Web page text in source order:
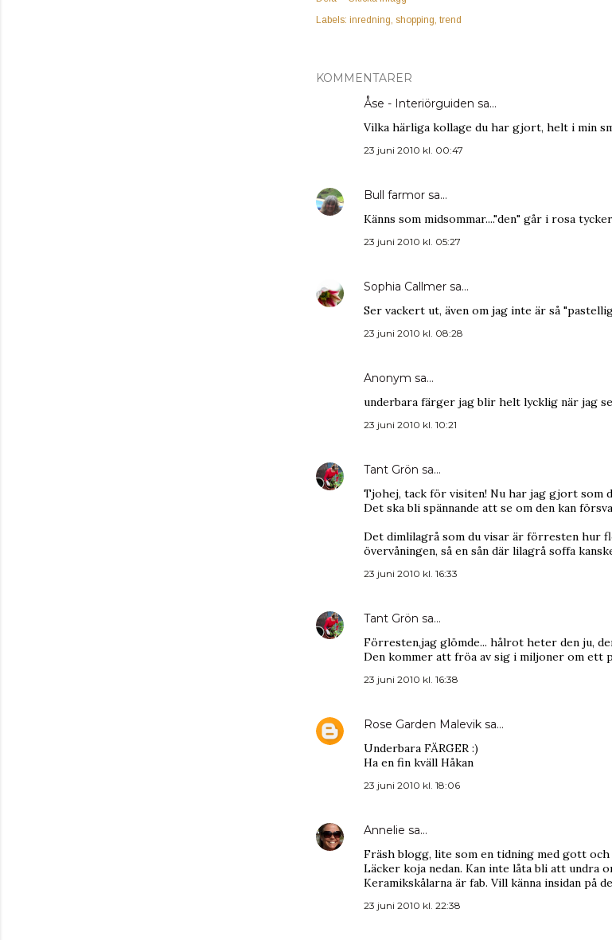
Labels: inredning shopping trend
KOMMENTARER
Åse - Interiörguiden sa…
Vilka härliga kollage du har gjort, helt i min
23 juni 2010 kl. 00:47
Bull farmor sa…
Känns som midsommar...."den" går i rosa tycker
23 juni 2010 kl. 05:27
Sophia Callmer sa…
Ser vackert ut, även om jag inte är så
23 juni 2010 kl. 08:28
Anonym sa…
underbara färger jag blir helt lycklig när jag
23 juni 2010 kl. 10:21
Tant Grön sa…
Tjohej, tack för visiten! Nu har jag gjort som
Det ska bli spännande att se om den kan
Det dimlilagrå som du visar är förresten hur
övervåningen, så en sån där lilagrå soffa
23 juni 2010 kl. 16:33
Tant Grön sa…
Förresten,jag glömde... hålrot heter den ju,
Den kommer att fröa av sig i miljoner om ett
23 juni 2010 kl. 16:38
Rose Garden Malevik sa…
Underbara FÄRGER :)
Ha en fin kväll Håkan
23 juni 2010 kl. 18:06
Annelie sa…
Fräsh blogg, lite som en tidning med gott och
Läcker koja nedan. Kan inte låta bli att undra
Keramikskålarna är fab. Vill känna insidan på
23 juni 2010 kl. 22:38